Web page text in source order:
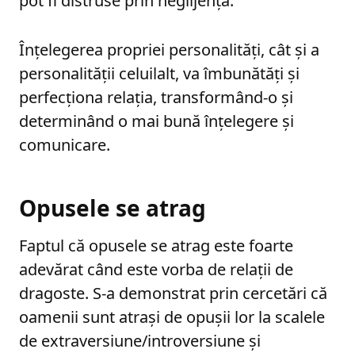
Înțelegerea propriei personalități, cât și a
personalității celuilalt, va îmbunătăți și
perfecționa relația, transformând-o și
determinând o mai bună înțelegere și
comunicare.
Opusele se atrag
Faptul că opusele se atrag este foarte
adevărat când este vorba de relații de
dragoste. S-a demonstrat prin cercetări că
oamenii sunt atrași de opușii lor la scalele
de extraversiune/introversiune și